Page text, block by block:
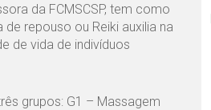
da FCMSCSP, tem como
repouso ou Reiki auxilia na
de vida de indivíduos
grupos: G1 – Massagem